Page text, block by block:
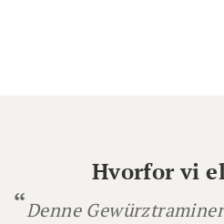
Hvorfor vi
Denne